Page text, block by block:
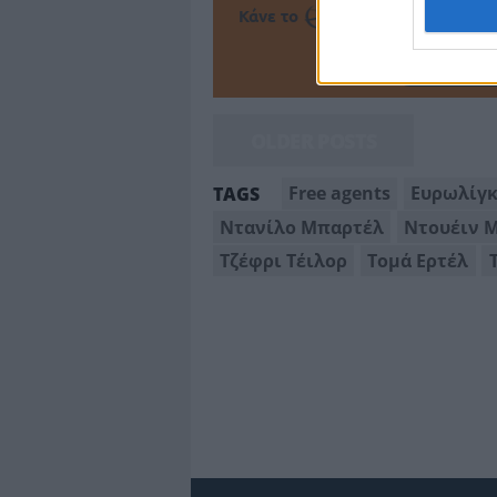
Κάνε το την
TAGS Free agents
Ντανίλο Μπαρτέλ
Ντουέιν
Τζέφρι Τέιλορ
Τομά Ερτέλ